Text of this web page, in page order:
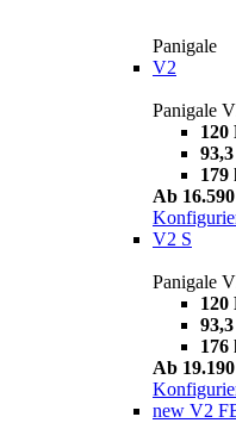
Panigale
V2
Panigale
120
179
Ab
V2 S
Panigale
120
176
Ab
new V2